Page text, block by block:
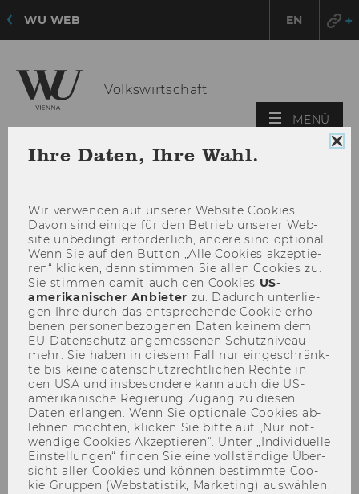
WU WEB EN
Volkswirtschaft
MENÜ
Finanzen & Inflation
Ihre Daten, Ihre Wahl.
Wir ver­wen­den auf un­se­rer Web­site Coo­kies.
Davon sind ei­ni­ge für den Be­trieb un­se­rer Web­
site un­be­dingt er­for­der­lich, an­de­re sind op­tio­nal.
Wenn Sie auf den But­ton „Alle Coo­kies ak­zep­tie­
ren“ kli­cken, dann stim­men Sie allen Coo­kies zu.
Sie stim­men damit auch den Coo­kies US-​
amerikanischer An­bie­ter zu. Da­durch un­ter­lie­
gen Ihre durch das ent­spre­chen­de Coo­kie er­ho­
be­nen per­so­nen­be­zo­ge­nen Daten kei­nem dem
EU-​Datenschutz an­ge­mes­se­nen Schutz­ni­veau
mehr. Sie haben in die­sem Fall nur ein­ge­schränk­
te bis keine da­ten­schutz­recht­li­chen Rech­te in
den USA und ins­be­son­de­re kann auch die US-​
amerikanische Re­gie­rung Zu­gang zu die­sen
Daten er­lan­gen. Wenn Sie op­tio­na­le Coo­kies ab­
leh­nen möch­ten, kli­cken Sie bitte auf „Nur not­
wen­di­ge Coo­kies Ak­zep­tie­ren“. Unter „In­di­vi­du­el­le
Ein­stel­lun­gen“ fin­den Sie eine voll­stän­di­ge Über­
sicht aller Coo­kies und kön­nen be­stimm­te Coo­
kie Grup­pen (Web­sta­tis­tik, Mar­ke­ting) aus­wäh­len.